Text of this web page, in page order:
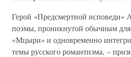
Герой «Предсмертной исповеди»
поэмы, проникнутой обычным
«Мцыри» и одновременно
темы русского романтизма, –